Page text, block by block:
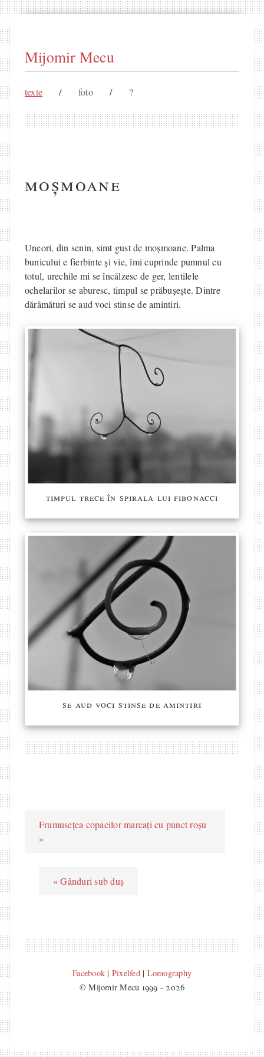
Mijomir Mecu
texte / foto / ?
moșmoane
Uneori, din senin, simt gust de moșmoane. Palma
bunicului e fierbinte și vie, îmi cuprinde pumnul cu
totul, urechile mi se încălzesc de ger, lentilele
ochelarilor se aburesc, timpul se prăbușește. Dintre
dărâmături se aud voci stinse de amintiri.
timpul trece în spirala lui fibonacci
se aud voci stinse de amintiri
Frumusețea copacilor marcați cu punct roșu
»
« Gânduri sub duș
Facebook | Pixelfed| Lomography
© Mijomir Mecu 1999 - 2026